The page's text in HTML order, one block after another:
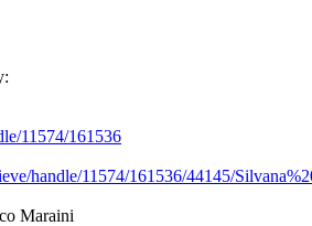
11574/161536
handle/11574/161536/44145/
Maraini